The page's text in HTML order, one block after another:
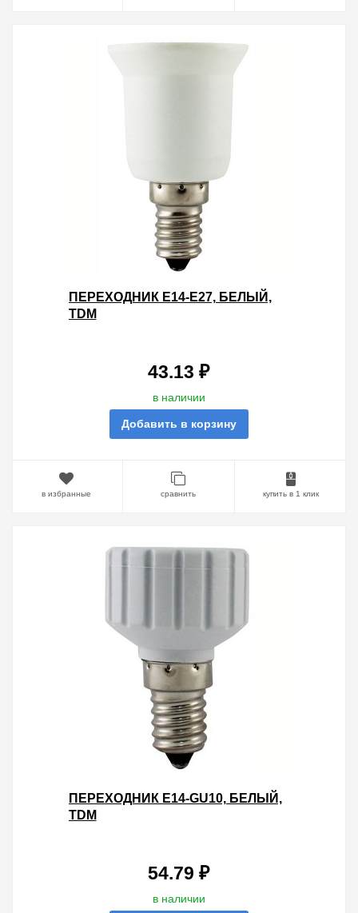
ПЕРЕХОДНИК E14-E27, БЕЛЫЙ,
TDM
43.13 ₽
в наличии
Добавить в корзину
в избранные сравнить купить в 1 клик
ПЕРЕХОДНИК E14-GU10, БЕЛЫЙ,
TDM
54.79 ₽
в наличии